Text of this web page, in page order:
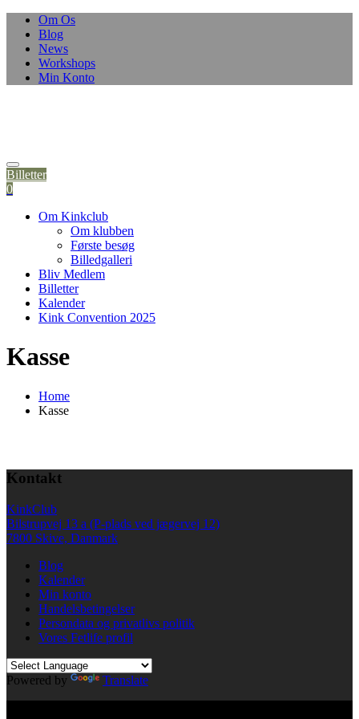
Skip
content
Om Os
Blog
News
Workshops
Min Konto
Billetter
0
Om Kinkclub
Om klubben
Første besøg
Billedgalleri
Bliv Medlem
Billetter
Kalender
Kink Convention 2025
Kasse
Home
Kasse
Kontakt
KinkClub
Bilstrupvej 13 a (P-plads ved jægervej 12)
7800 Skive, Danmark
Blog
Kalender
Min konto
Handelsbetingelser
Persondata og privatlivs politik
Vores Fetlife profil
Powered by
Translate